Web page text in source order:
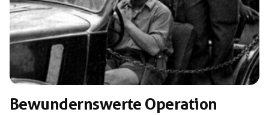
Bewundernswerte Operation